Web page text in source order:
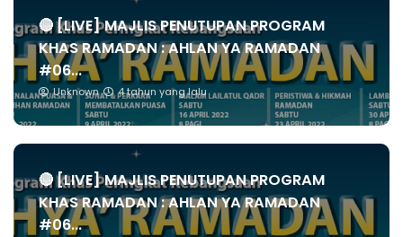
🔴 [LIVE] MAJLIS PENUTUPAN PROGRAM
KHAS RAMADAN : AHLAN YA RAMADAN
#06...
Unknown 4 tahun yang lalu
🔴 [LIVE] MAJLIS PENUTUPAN PROGRAM
KHAS RAMADAN : AHLAN YA RAMADAN
#06...